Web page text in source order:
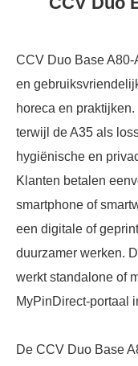
CCV Duo Base
en
horeca en
terwijl de A35 als
hygiënische en
Klanten betalen
smartphone of
een digitale of
duurzamer werken.
werkt standalone of
MyPinDirect-portaal
De CCV Duo Base